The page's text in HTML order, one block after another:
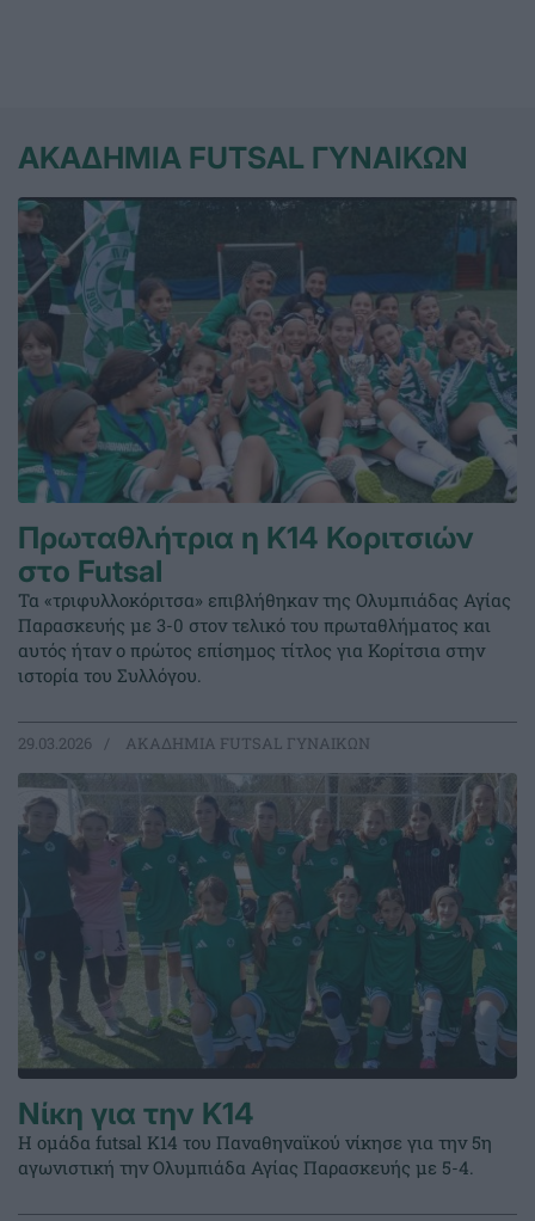
ΑΚΑΔΗΜΙΑ FUTSAL ΓΥΝΑΙΚΩΝ
Πρωταθλήτρια η Κ14 Κοριτσιών
στο Futsal
Τα «τριφυλλοκόριτσα» επιβλήθηκαν της Ολυμπιάδας Αγίας
Παρασκευής με 3-0 στον τελικό του πρωταθλήματος και
αυτός ήταν ο πρώτος επίσημος τίτλος για Κορίτσια στην
ιστορία του Συλλόγου.
29.03.2026 ΑΚΑΔΗΜΙΑ FUTSAL ΓΥΝΑΙΚΩΝ
Νίκη για την Κ14
Η ομάδα futsal Κ14 του Παναθηναϊκού νίκησε για την 5η
αγωνιστική την Ολυμπιάδα Αγίας Παρασκευής με 5-4.